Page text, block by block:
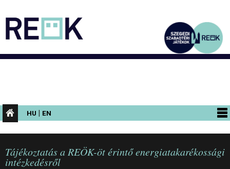
HU | EN
PROGRAMOK
KIÁLLÍTÁSOK
Tájékoztatás a REÖK-öt érintő energiatakarékossági
intézkedésről